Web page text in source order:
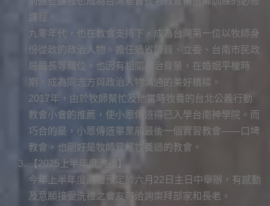
課程。
九零年代，也在教會支持下，成為台灣第一位以牧師身
份從政的政治人物。擔任過省議員、立委、台南市民政
局局長等職位。也因有相關政治背景，在婚姻平權時
期，成為同志方與政治人物溝通的美好橋樑。
2017年，由於牧師幫忙及他當時牧養的台北公義行動
教會小會的推薦，使小恩傳道得已入學台南神學院。而
巧合的是，小恩傳道畢業前最後一個實習教會——口埤
教會，也剛好是牧師曾經牧養過的教會。
【2025上半年度洗禮】
今年上半年度洗禮預定於六月22日主日中舉辦，有感動
及意願接受洗禮之會友可洽詢崇拜部家和長老。